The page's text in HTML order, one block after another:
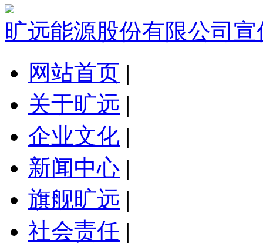
旷远能源股份有限公司宣
网站首页 |
关于旷远 |
企业文化 |
新闻中心 |
旗舰旷远 |
社会责任 |